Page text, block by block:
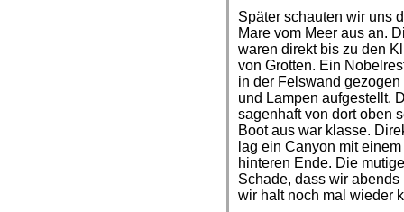
Später schauten wir uns
Mare vom Meer aus an.
waren direkt bis zu den
von Grotten. Ein
in der Felswand
und Lampen aufgestellt.
sagenhaft von dort oben
Boot aus war klasse.
lag ein Canyon mit
hinteren Ende. Die
Schade, dass wir
wir halt noch mal wieder